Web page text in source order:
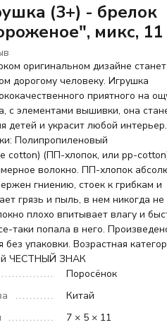
(3+) - брелок
микс, 11
оригинальном дизайне станет
дорогому человеку. Игрушка
приятного на
с элементами вышивки, она
детей и украсит любой интерьер.
Полипропиленовый
cotton) (ПП-хлопок, или pp-
волокно. ПП-хлопок
гниению, стоек к грибкам и
грязь и пыль, в нем никогда не
плохо впитывает влагу и
таки попала в него.
без упаковки. Возрастная
ЧЕСТНЫЙ ЗНАК
Поросёнок
Китай
7 × 5 × 11